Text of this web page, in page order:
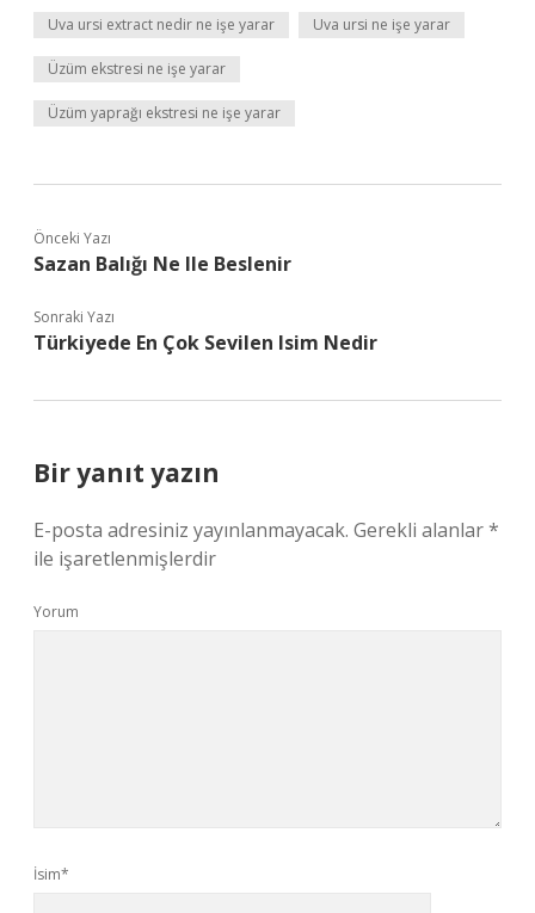
Uva ursi extract nedir ne işe yarar Uva ursi ne işe yarar
Üzüm ekstresi ne işe yarar
Üzüm yaprağı ekstresi ne işe yarar
Önceki Yazı
Sazan Balığı Ne Ile Beslenir
Sonraki Yazı
Türkiyede En Çok Sevilen Isim Nedir
Bir yanıt yazın
E-posta adresiniz yayınlanmayacak. Gerekli alanlar*
ile işaretlenmişlerdir
Yorum
İsim*